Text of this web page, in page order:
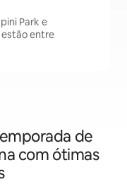
Park e
entre
de
com ótimas